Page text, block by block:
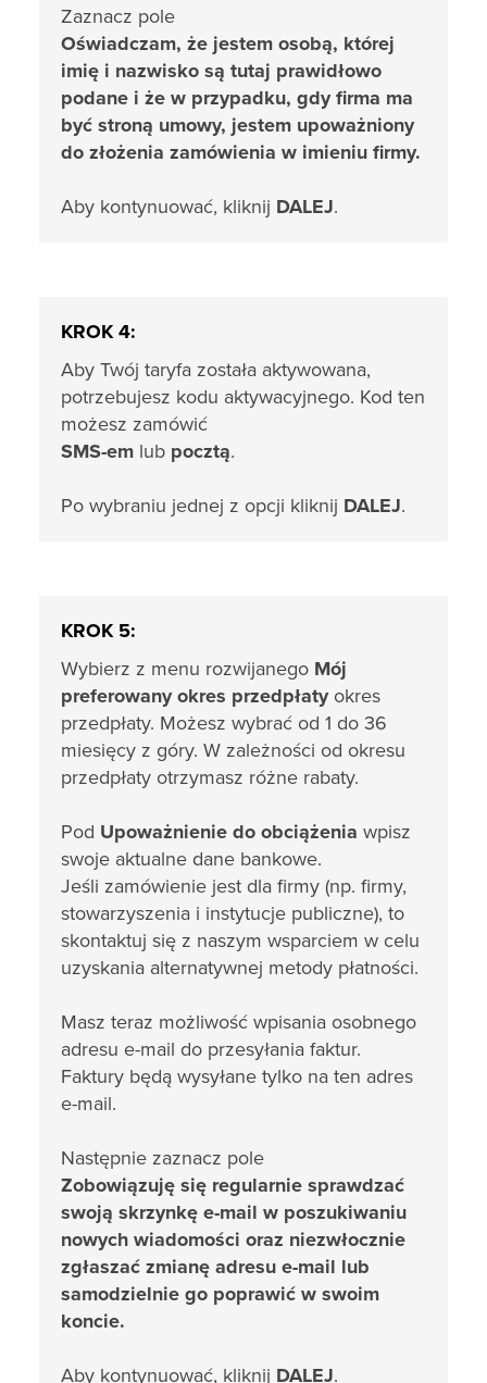
Zaznacz pole
Oświadczam, że jestem osobą, której
imię i nazwisko są tutaj prawidłowo
podane i że w przypadku, gdy firma ma
być stroną umowy, jestem upoważniony
do złożenia zamówienia w imieniu firmy.
Aby kontynuować, kliknij DALEJ.
KROK 4:
Aby Twój taryfa została aktywowana,
potrzebujesz kodu aktywacyjnego. Kod ten
możesz zamówić
SMS-em lub pocztą.
Po wybraniu jednej z opcji kliknij DALEJ.
KROK 5:
Wybierz z menu rozwijanego Mój
preferowany okres przedpłatyokres
przedpłaty. Możesz wybrać od 1 do 36
miesięcy z góry. W zależności od okresu
przedpłaty otrzymasz różne rabaty.
Pod Upoważnienie do obciążenia wpisz
swoje aktualne dane bankowe.
Jeśli zamówienie jest dla firmy (np. firmy,
stowarzyszenia i instytucje publiczne), to
skontaktuj się z naszym wsparciem w celu
uzyskania alternatywnej metody płatności.
Masz teraz możliwość wpisania osobnego
adresu e-mail do przesyłania faktur.
Faktury będą wysyłane tylko na ten adres
e-mail.
Następnie zaznacz pole
Zobowiązuję się regularnie sprawdzać
swoją skrzynkę e-mail w poszukiwaniu
nowych wiadomości oraz niezwłocznie
zgłaszać zmianę adresu e-mail lub
samodzielnie go poprawić w swoim
koncie.
Aby kontynuować, kliknij DALEJ.